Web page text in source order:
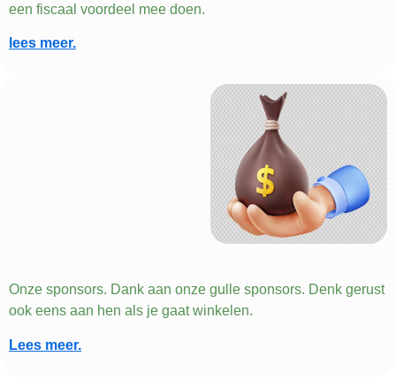
een fiscaal voordeel mee doen.
lees meer.
Onze sponsors. Dank aan onze gulle sponsors. Denk gerust
ook eens aan hen als je gaat winkelen.
Lees meer.